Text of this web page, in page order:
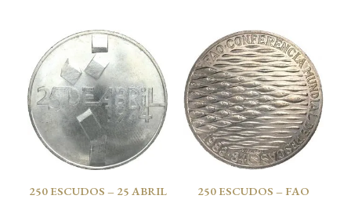
250 ESCUDOS – 25 ABRIL
250 ESCUDOS – FAO